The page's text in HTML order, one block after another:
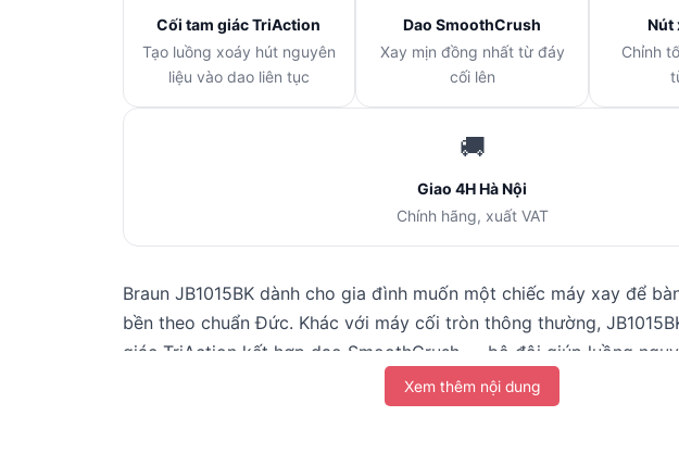
Cối tam giác TriAction
Tạo luồng xoáy hút nguyên
liệu vào dao liên tục
Dao SmoothCrush
Xay mịn đồng nhất từ đáy
cối lên
Nút
Chỉnh
🚚
Giao 4H Hà Nội
Chính hãng, xuất VAT
Braun JB1015BK dành cho gia đình muốn một chiếc máy xay để
bền theo chuẩn Đức. Khác với máy cối tròn thông thường,
giác TriAction kết hợp dao SmoothCrush — bộ đôi giúp luồng
vào dao đều đặn, cho ly sinh tố mịn mà không phải dừng máy lắc
lý tốt sinh tố trái cây, rau củ, đậu nành ngâm mềm và sơ chế gia vị
Xem thêm nội dung